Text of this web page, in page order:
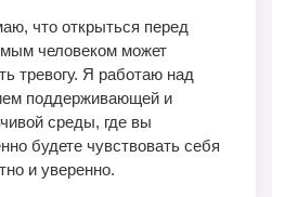
что открыться перед
человеком может
тревогу. Я работаю над
поддерживающей и
среды, где вы
будете чувствовать себя
и уверенно.